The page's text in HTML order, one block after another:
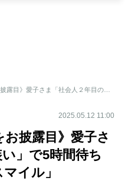
《初のパンツスーツをお披露目》愛子さま「社会人２年目の装い」で5時間待ちの客に見せた「圧巻スマイル」
2025.05.12 11:00
お披露目》愛子さ
」で5時間待ち
イル」